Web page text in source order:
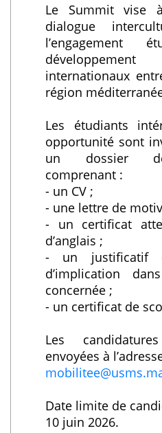
Le Summit vise
dialogue
internationaux
région
Les étudiants
opportunité sont
un dossier
comprenant :
- un CV ;
- une lettre de
- un certificat
d’anglais ;
- un justificatif
d’implication
concernée ;
- un certificat de
Les
envoyées à
Date limite de
10 juin 2026.